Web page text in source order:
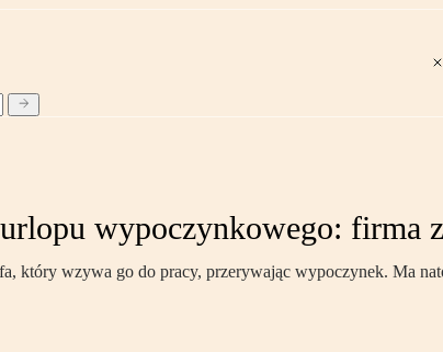
wypoczynkowego: firma
który wzywa go do pracy, przerywając wypoczynek. Ma